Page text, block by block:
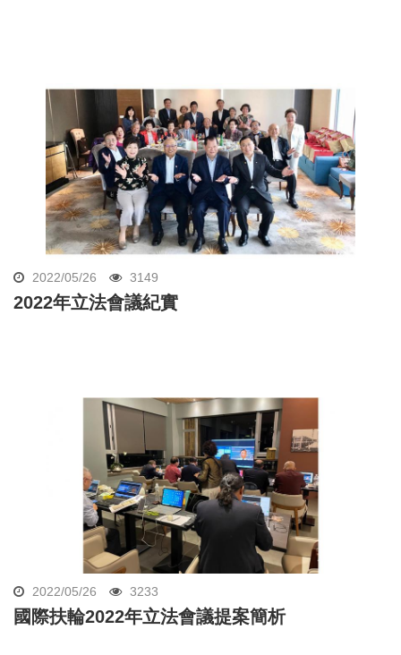
2022/05/26 3149
2022年立法會議紀實
2022/05/26 3233
國際扶輪2022年立法會議提案簡析